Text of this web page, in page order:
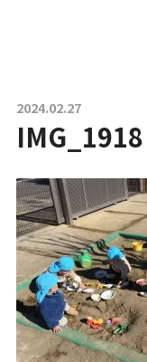
2024.02.27
IMG_1918